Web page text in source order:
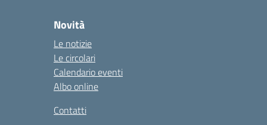
Novità
Le notizie
Le circolari
Calendario eventi
Albo online
Contatti